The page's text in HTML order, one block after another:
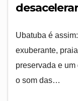
desacelerar
Ubatuba é
exuberante,
preservada e
o som das…